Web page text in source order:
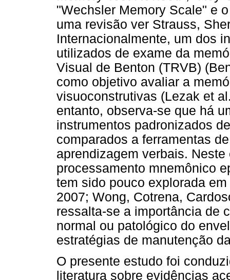
"Wechsler Memory Scale" e
uma revisão ver Strauss,
Internacionalmente, um dos
utilizados de exame da
Visual de Benton (TRVB)
como objetivo avaliar a
visuoconstrutivas (Lezak et
entanto, observa-se que há
instrumentos padronizados
comparados a ferramentas
aprendizagem verbais.
processamento mnemônico
tem sido pouco explorada
2007; Wong, Cotrena,
ressalta-se a importância de
normal ou patológico do
estratégias de manutenção
O presente estudo foi
literatura sobre evidências